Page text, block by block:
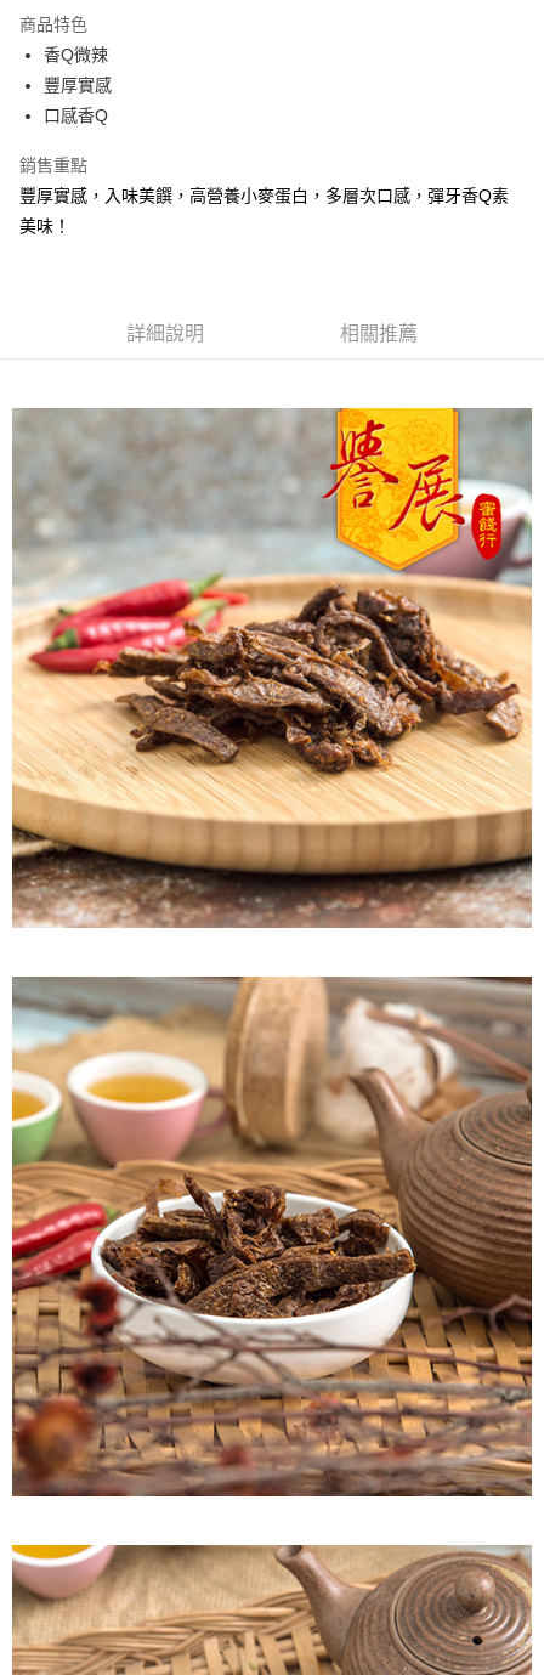
Apple Pay
街口支付
Google Pay
全盈+PAY
每筆NT$60，滿NT$799(含以上)免運費
每筆NT$60，滿NT$799(含以上)免運費
7-11取貨付款
每筆NT$60，滿NT$799(含以上)免運費
付款後7-11取貨
每筆NT$60，滿NT$799(含以上)免運費
宅配到家
每筆NT$150，滿NT$1,399(含以上)免運費
澎湖金門馬祖宅配到家
每筆NT$250
付款後門市自取
免運費
商品特色
香Q微辣
豐厚實感
口感香Q
銷售重點
豐厚實感，入味美饌，高營養小麥蛋白，多層次口感，彈牙香Q素
美味！
詳細說明 相關推薦